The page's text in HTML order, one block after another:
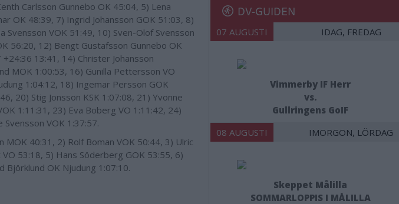
Carlsson Gunnebo OK 45:04, 5) Lena
OK 48:39, 7) Ingrid Johansson GOK 51:03, 8)
Svensson VOK 51:49, 10) Sven-Olof Svensson
56:20, 12) Bengt Gustafsson Gunnebo OK
13:41, 14) Christer Johansson
MOK 1:00:53, 16) Gunilla Pettersson VO
1:04:12, 18) Ingemar Persson GOK
20) Stig Jonsson KSK 1:07:08, 21) Yvonne
1:11:31, 23) Eva Boberg VO 1:11:42, 24)
VOK 1:37:57.
MOK 40:31, 2) Rolf Boman VOK 50:44, 3) Ulric
53:18, 5) Hans Söderberg GOK 53:55, 6)
Björklund OK Njudung 1:07:10.
DV-GUIDEN
07 AUGUSTI IDAG, FREDAG
Vimmerby IF Herr
vs.
Gullringens GoIF
08 AUGUSTI IMORGON, LÖRDAG
Skeppet Målilla
SOMMARLOPPIS I MÅLILLA